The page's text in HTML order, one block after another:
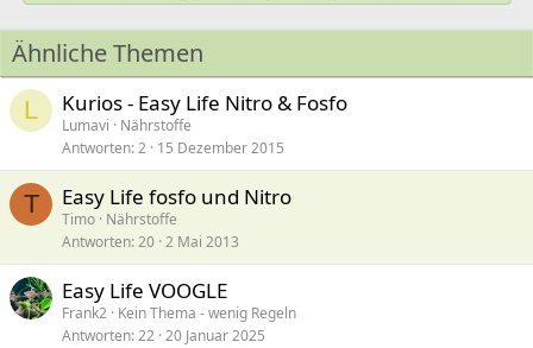
Ähnliche Themen
L Kurios - Easy Life Nitro & Fosfo
Lumavi
Nährstoffe
Antworten 2 15 Dezember 2015
T Easy Life fosfo und Nitro
Timo Nährstoffe
Antworten 20 2 Mai 2013
Easy Life VOOGLE
Frank2 Kein Thema - wenig Regeln
Antworten 22 20 Januar 2025